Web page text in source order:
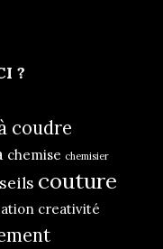
?
coudre
chemise chemisier
couture
creativité